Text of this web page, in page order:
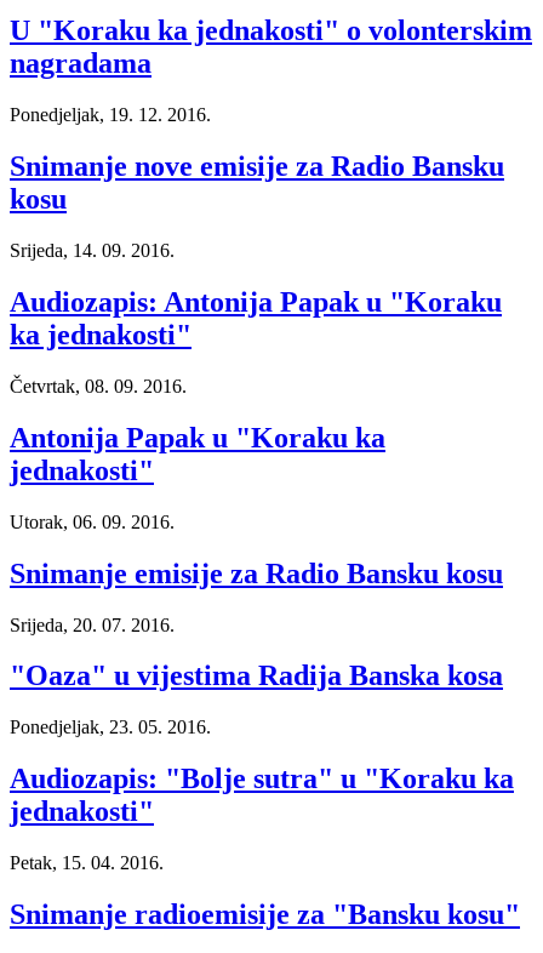
U "Koraku ka jednakosti" o volonterskim
nagradama
Ponedjeljak, 19. 12. 2016.
Snimanje nove emisije za Radio Bansku
kosu
Srijeda, 14. 09. 2016.
Audiozapis: Antonija Papak u "Koraku
ka jednakosti"
Četvrtak, 08. 09. 2016.
Antonija Papak u "Koraku ka
jednakosti"
Utorak, 06. 09. 2016.
Snimanje emisije za Radio Bansku kosu
Srijeda, 20. 07. 2016.
"Oaza" u vijestima Radija Banska kosa
Ponedjeljak, 23. 05. 2016.
Audiozapis: "Bolje sutra" u "Koraku ka
jednakosti"
Petak, 15. 04. 2016.
Snimanje radioemisije za "Bansku kosu"